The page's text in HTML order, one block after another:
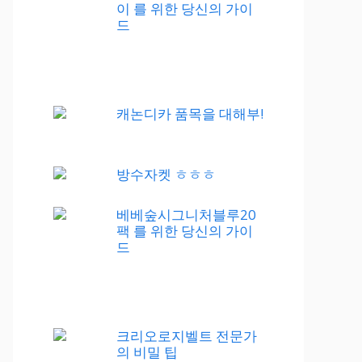
이 를 위한 당신의 가이
드
캐논디카 품목을 대해부!
방수자켓 ㅎㅎㅎ
베베숲시그니처블루20
팩 를 위한 당신의 가이
드
크리오로지벨트 전문가
의 비밀 팁